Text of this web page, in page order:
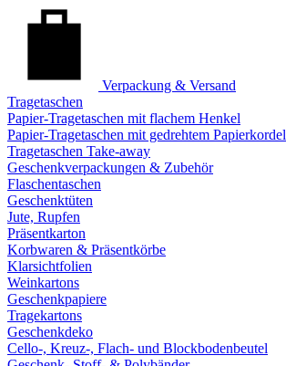
Verpackung & Versand
Tragetaschen
Papier-Tragetaschen mit flachem Henkel
Papier-Tragetaschen mit gedrehtem Papierkordel
Tragetaschen Take-away
Geschenkverpackungen & Zubehör
Flaschentaschen
Geschenktüten
Jute, Rupfen
Präsentkarton
Korbwaren & Präsentkörbe
Klarsichtfolien
Weinkartons
Geschenkpapiere
Tragekartons
Geschenkdeko
Cello-, Kreuz-, Flach- und Blockbodenbeutel